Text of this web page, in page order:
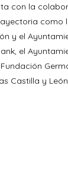
con la
como
y el
el
Castilla y